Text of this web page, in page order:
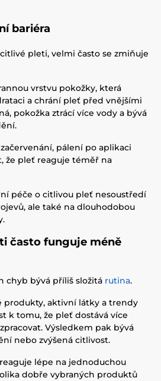
bariéra
pleti, velmi často se zmiňuje
vrstvu pokožky, která
a chrání pleť před vnějšími
pokožka ztrácí více vody a bývá
pálení po aplikaci
že pleť reaguje téměř na
péče o citlivou pleť nesoustředí
ale také na dlouhodobou
často funguje méně
chyb bývá příliš složitá rutina.
produkty, aktivní látky a trendy
k tomu, že pleť dostává více
Výsledkem pak bývá
nebo zvýšená citlivost.
lépe na jednoduchou
dobře vybraných produktů